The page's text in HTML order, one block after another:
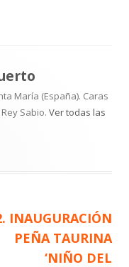
María (España). Caras
Sabio. Ver todas las
INAUGURACIÓN
PEÑA TAURINA
‘NIÑO DEL